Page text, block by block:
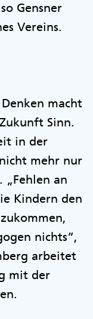
Gensner
Vereins.
macht
Sinn.
in der
mehr nur
„Fehlen an
Kindern den
nichts“,
arbeitet
mit der